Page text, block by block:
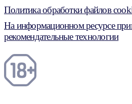
Политика обработки файлов
На информационном ресурсе
рекомендательные технологии